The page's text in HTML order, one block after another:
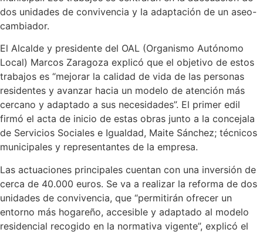
dos unidades de convivencia y la adaptación de un aseo-
cambiador.
El Alcalde y presidente del OAL (Organismo Autónomo
Local) Marcos Zaragoza explicó que el objetivo de estos
trabajos es “mejorar la calidad de vida de las personas
residentes y avanzar hacia un modelo de atención más
cercano y adaptado a sus necesidades”. El primer edil
firmó el acta de inicio de estas obras junto a la concejala
de Servicios Sociales e Igualdad, Maite Sánchez; técnicos
municipales y representantes de la empresa.
Las actuaciones principales cuentan con una inversión de
cerca de 40.000 euros. Se va a realizar la reforma de dos
unidades de convivencia, que “permitirán ofrecer un
entorno más hogareño, accesible y adaptado al modelo
residencial recogido en la normativa vigente”, explicó el